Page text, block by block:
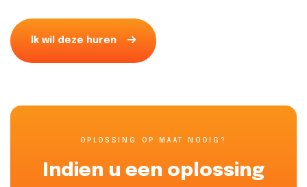
Ik wil deze huren
OPLOSSING OP MAAT NODIG?
Indien u een oplossing